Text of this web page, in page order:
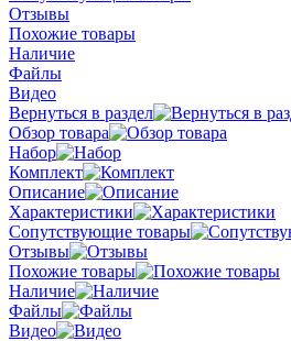
Отзывы
Похожие товары
Наличие
Файлы
Видео
Вернуться в раздел
Обзор товара
Набор
Комплект
Описание
Характеристики
Сопутствующие товары
Отзывы
Похожие товары
Наличие
Файлы
Видео